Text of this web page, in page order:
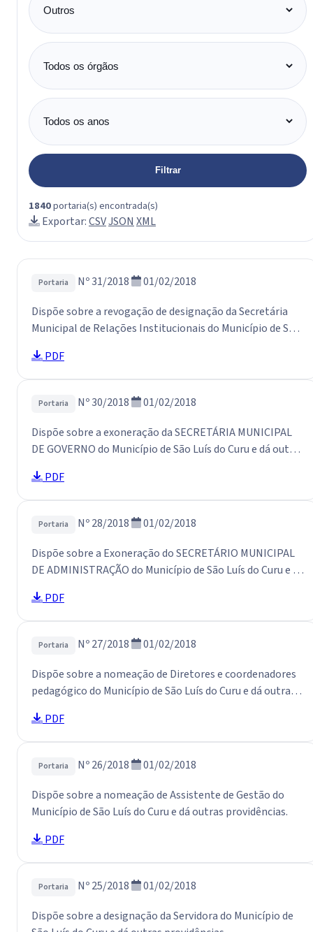
Categoria
Órgão
Ano
Filtrar
1840portaria(s) encontrada(s)
Exportar:CSVJSON XML
Portaria Nº 31/2018
01/02/2018
Dispõe sobre a revogação de designação da Secretária
Municipal de Relações Institucionais do Município de São
PDF
Portaria Nº 30/2018
01/02/2018
Dispõe sobre a exoneração da SECRETÁRIA MUNICIPAL
DE GOVERNO do Município de São Luís do Curu e dá outras
PDF
Portaria Nº 28/2018
01/02/2018
Dispõe sobre a Exoneração do SECRETÁRIO MUNICIPAL
DE ADMINISTRAÇÃO do Município de São Luís do Curu e dá
PDF
Portaria Nº 27/2018
01/02/2018
Dispõe sobre a nomeação de Diretores e coordenadores
pedagógico do Município de São Luís do Curu e dá outras
PDF
Portaria Nº 26/2018
01/02/2018
Dispõe sobre a nomeação de Assistente de Gestão do
Município de São Luís do Curu e dá outras providências.
PDF
Portaria Nº 25/2018
01/02/2018
Dispõe sobre a designação da Servidora do Município de